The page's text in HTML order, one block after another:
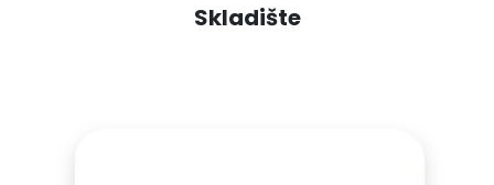
Skladište